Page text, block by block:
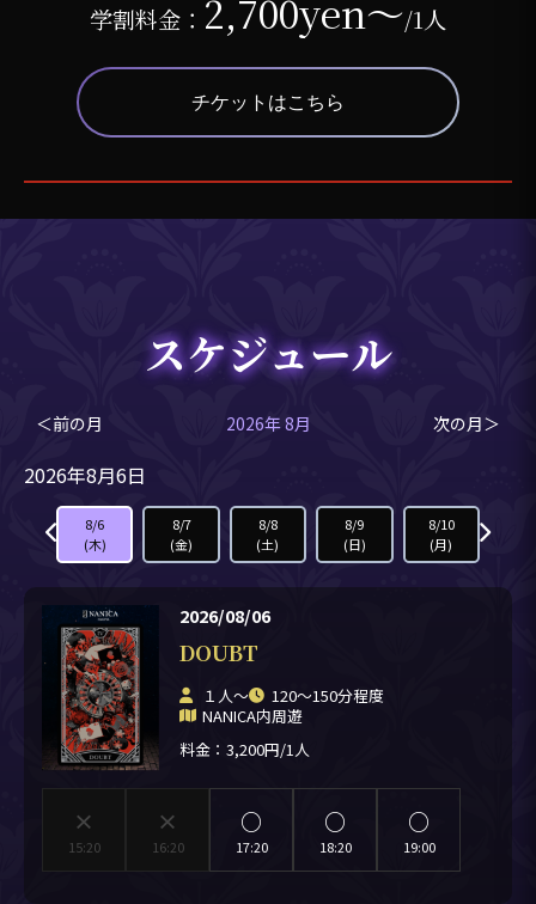
学割料金： 2,700yen～/1人
チケットはこちら
スケジュール
＜前の月 2026年 8月 次の月＞
2026年8月6日
8/6
(木)
8/7
(金)
8/8
(土)
8/9
(日)
8/10
(月)
2026/08/06
DOUBT
１人〜
120～150分程度
NANICA内周遊
料金：3,200円/1人
×
15:20
×
16:20
○
17:20
○
18:20
○
19:00